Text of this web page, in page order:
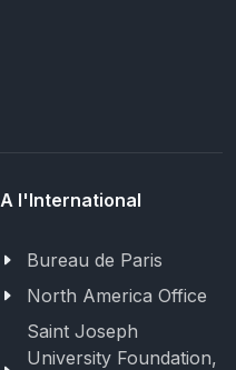
A l'International
Bureau de Paris
North America Office
Saint Joseph
University Foundation,